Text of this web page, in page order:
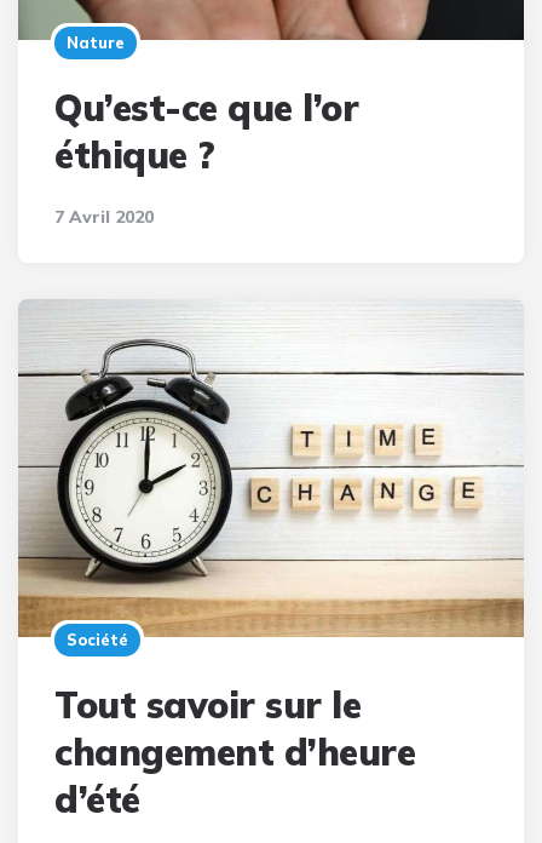
Nature
Qu’est-ce que l’or
éthique ?
7 Avril 2020
Société
Tout savoir sur le
changement d’heure
d’été